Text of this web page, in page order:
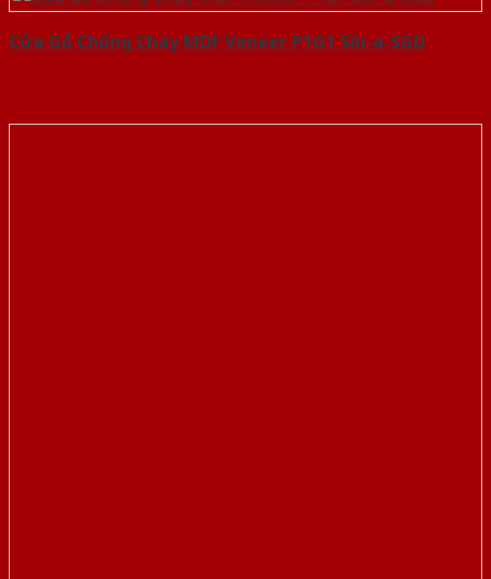
Cửa Gỗ Chống Cháy MDF Veneer P1G1 Sồi-a-SGD